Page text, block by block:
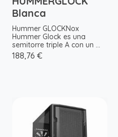
Blanca
Hummer GLOCKNox
Hummer Glock es una
semitorre triple A con un ...
188,76 €